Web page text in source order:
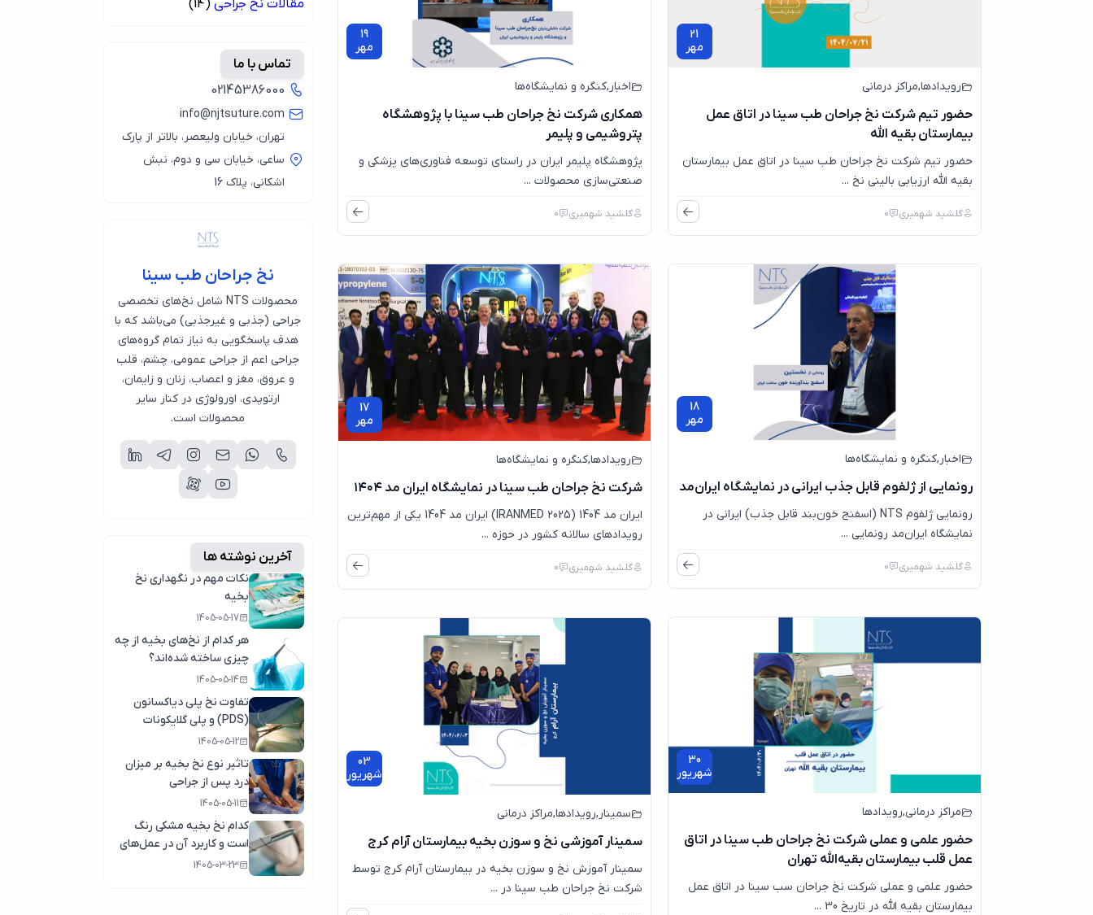
21
مهر
رویدادها,مراکز درمانی
حضور تیم شرکت نخ جراحان طب سینا در اتاق عمل
بیمارستان بقیه الله
حضور تیم شرکت نخ جراحان طب سینا در اتاق عمل بیمارستان
بقیه الله ارزیابی بالینی نخ ...
گلشید شهمیری 0
19
مهر
اخبار,کنگره و نمایشگاه‌ها
همکاری شرکت نخ جراحان طب سینا با پژوهشگاه
پتروشیمی و پلیمر
پژوهشگاه پلیمر ایران در راستای توسعه فناوری‌های پزشکی و
صنعتی‌سازی محصولات ...
گلشید شهمیری 0
18
مهر
اخبار,کنگره و نمایشگاه‌ها
رونمایی از ژلفوم قابل جذب ایرانی در نمایشگاه ایران‌مد
رونمایی ژلفوم NTS (اسفنج خون‌بند قابل جذب) ایرانی در
نمایشگاه ایران‌مد رونمایی ...
گلشید شهمیری 0
17
مهر
رویدادها,کنگره و نمایشگاه‌ها
شرکت نخ جراحان طب سینا در نمایشگاه ایران مد ۱۴۰۴
ایران مد 1404 (IRANMED 2025) ایران مد 1404 یکی از مهم‌ترین
رویدادهای سالانه کشور در حوزه ...
گلشید شهمیری 0
30
شهریور
مراکز درمانی,رویدادها
حضور علمی و عملی شرکت نخ جراحان طب سینا در اتاق
عمل قلب بیمارستان بقیه‌الله تهران
حضور علمی و عملی شرکت نخ جراحان سب سینا در اتاق عمل
بیمارستان بقیه الله در تاریخ 30 ...
03
شهریور
سمینار ,رویدادها,مراکز درمانی
سمینار آموزشی نخ و سوزن بخیه بیمارستان آرام کرج
سمینار آموزش نخ و سوزن بخیه در بیمارستان آرام کرج توسط
شرکت نخ جراحان طب سینا در ...
مقالات نخ جراحی (14)
تماس با ما
02145386000
info@njtsuture.com
تهران، خیابان ولیعصر، بالاتر از پارک
ساعی، خیابان سی و دوم، نبش
اشکانی، پلاک 16
نخ جراحان طب سینا
محصولات NTS شامل نخ‌های تخصصی
جراحی (جذبی و غیرجذبی) می‌باشد که با
هدف پاسخگویی به نیاز تمام گروه‌های
جراحی اعم از جراحی عمومی، چشم، قلب
و عروق، مغز و اعصاب، زنان و زایمان،
ارتوپدی، اورولوژی در کنار سایر
محصولات است.
آخرین نوشته ها
نکات مهم در نگهداری نخ
بخیه
1405-05-17
هر کدام از نخ‌های بخیه از چه
چیزی ساخته شده‌اند؟
1405-05-14
تفاوت نخ پلی دیاکسانون
(PDS) و پلی گلایکونات
(مکسون)
1405-05-12
تاثیر نوع نخ بخیه بر میزان
درد پس از جراحی
1405-05-11
کدام نخ بخیه مشکی رنگ
است و کاربرد آن در عمل‌های
جراحی
1405-03-23